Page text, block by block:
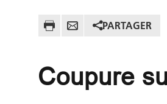
PARTAGER
Coupure